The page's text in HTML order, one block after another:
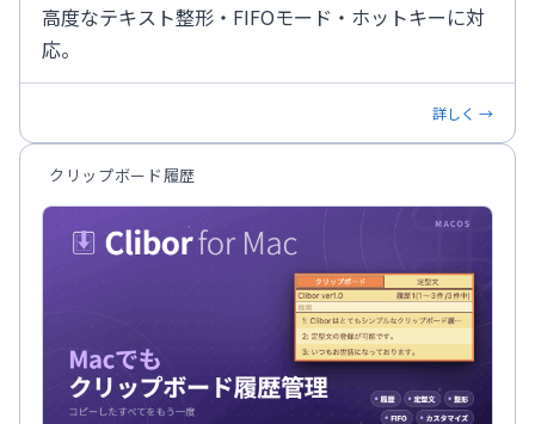
高度なテキスト整形・FIFOモード・ホットキーに対
応。
詳しく →
クリップボード履歴